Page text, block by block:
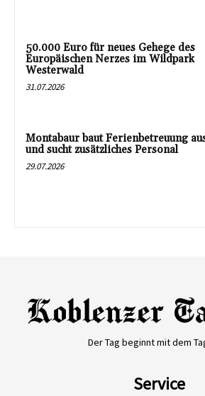
50.000 Euro für neues Gehege des
Europäischen Nerzes im Wildpark
Westerwald
31.07.2026
Montabaur baut Ferienbetreuung
und sucht zusätzliches Personal
29.07.2026
Der Tag beginnt mit dem
Service